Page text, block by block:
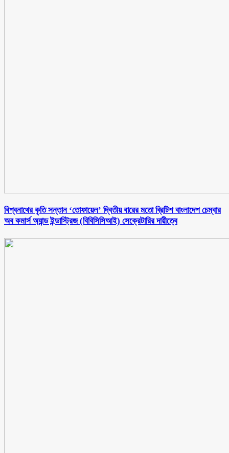
বিশ্বনাথের কৃতি সন্তান ‘তোফায়েল’ দ্বিতীয় বারের মতো ব্রিটিশ বাংলাদেশ চেম্বার
অব কমার্স অ্যান্ড ইন্ডাস্ট্রিজ (বিবিসিসিআই) সেক্রেটারির দায়ীত্বে